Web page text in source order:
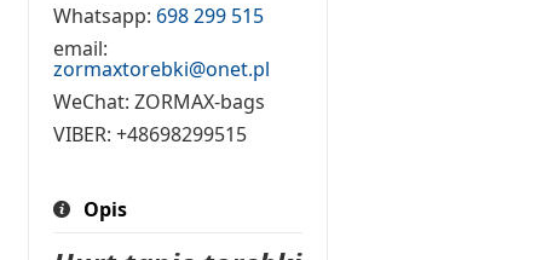
Whatsapp: 698 299 515
email:
zormaxtorebki@onet.pl
WeChat:ZORMAX-bags
VIBER:+48698299515
Opis